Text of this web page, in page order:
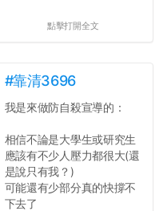
點擊打開全文
#靠清3696
我是來做防自殺宣導的：
相信不論是大學生或研究生
應該有不少人壓力都很大(還
是說只有我？)
可能還有少部分真的快撐不
下去了